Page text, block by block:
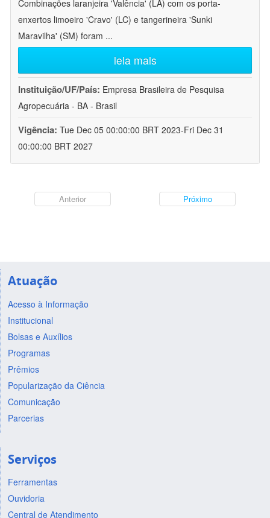
Combinações laranjeira 'Valência' (LA) com os porta-
enxertos limoeiro 'Cravo' (LC) e tangerineira 'Sunki
Maravilha' (SM) foram ...
leia mais
Instituição/UF/País: Empresa Brasileira de Pesquisa
Agropecuária - BA - Brasil
Vigência: Tue Dec 05 00:00:00 BRT 2023-Fri Dec 31
00:00:00 BRT 2027
Anterior Próximo
Atuação
Acesso à Informação
Institucional
Bolsas e Auxílios
Programas
Prêmios
Popularização da Ciência
Comunicação
Parcerias
Serviços
Ferramentas
Ouvidoria
Central de Atendimento